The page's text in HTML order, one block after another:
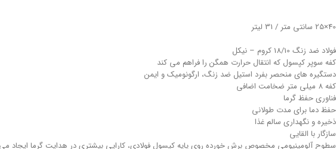
40×25 سانتی متر / 31 لیتر
فولاد ضد زنگ 18/10 کروم – نیکل
کفه سوپر کپسول که انتقال حرارت همگن را فراهم می کند
دستگیره های منحصر بفرد استیل ضد زنگ، ارگونومیک و ایمن
کفه 8 میلی متر ضخامت اضافی
فناوری حفظ گرما
حفظ دما برای مدت طولانی
ذخیره و نگهداری سالم غذا
سازگار با القایی
سطوح آلومینیومی مخصوص برش خورده روی پایه کپسول فولادی، کارایی بیشتری در هدایت گرما ایجاد